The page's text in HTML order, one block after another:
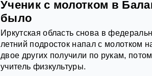
Ученик с молотком в
было
Иркутская область снова в
летний подросток напал с молотком
двое других получили по рукам,
учитель физкультуры.